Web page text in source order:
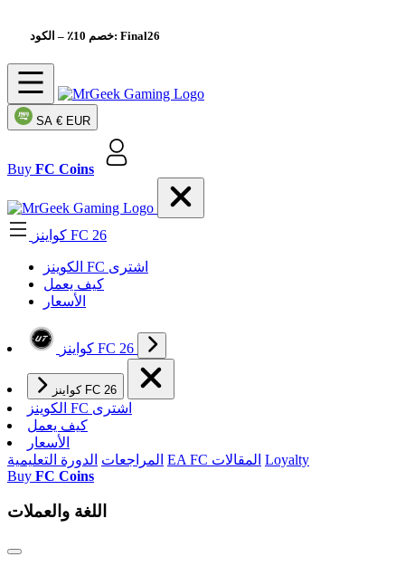
خصم 10٪– الكود: Final26
SA € EUR
Buy FC Coins
كواينز FC 26
الکوینز FC اشتری
كيف يعمل
الأسعار
كواينز FC 26
كواينز FC 26
الکوینز FC اشتری
كيف يعمل
الأسعار
المراجعات الدورة التعليمية EA FC المقالات Loyalty
Buy FC Coins
اللغة والعملات